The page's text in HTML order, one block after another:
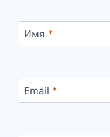
Имя *
Email *